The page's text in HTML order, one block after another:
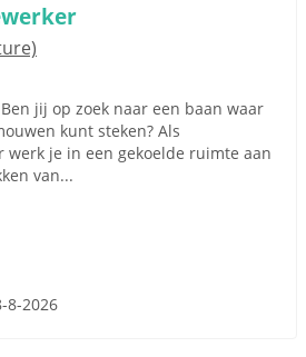
jij op zoek naar een baan waar
kunt steken? Als
werk je in een gekoelde ruimte aan
van...
8-2026